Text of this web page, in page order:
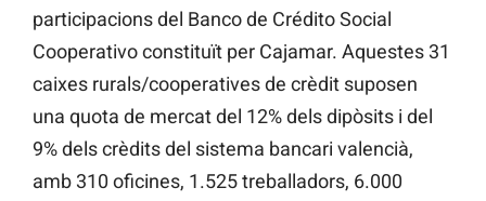
participacions del Banco de Crédito Social
Cooperativo constituït per Cajamar. Aquestes 31
caixes rurals/cooperatives de crèdit suposen
una quota de mercat del 12% dels dipòsits i del
9% dels crèdits del sistema bancari valencià,
amb 310 oficines, 1.525 treballadors, 6.000